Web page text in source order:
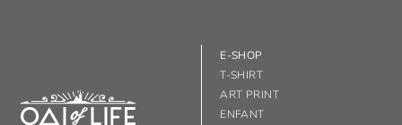
E-SHOP
T-SHIRT
ART PRINT
ENFANT